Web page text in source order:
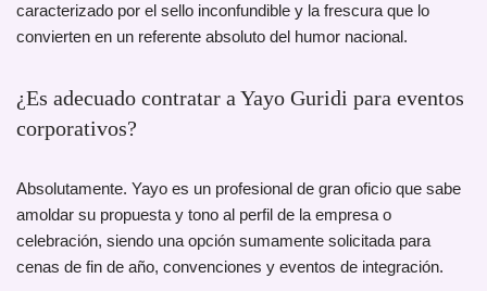
caracterizado por el sello inconfundible y la frescura que lo
convierten en un referente absoluto del humor nacional.
¿Es adecuado contratar a Yayo Guridi para eventos
corporativos?
Absolutamente. Yayo es un profesional de gran oficio que sabe
amoldar su propuesta y tono al perfil de la empresa o
celebración, siendo una opción sumamente solicitada para
cenas de fin de año, convenciones y eventos de integración.